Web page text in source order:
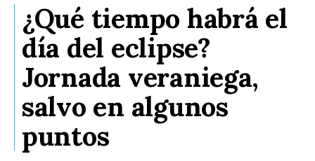
¿Qué tiempo habrá el
día del eclipse?
Jornada veraniega,
salvo en algunos
puntos